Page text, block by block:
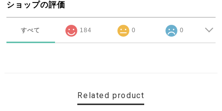
ショップの評価
すべて 184 0 0
Related product